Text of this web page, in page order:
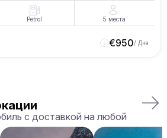
Petrol 5 места
€950/ Дня
с доставкой на любой